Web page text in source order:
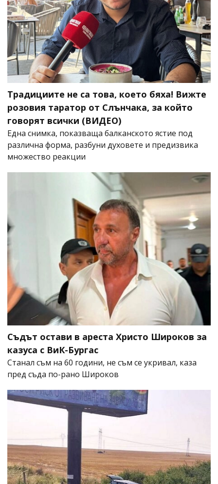
Традициите не са това, което бяха! Вижте
розовия таратор от Слънчака, за който
говорят всички (ВИДЕО)
Една снимка, показваща балканското ястие под
различна форма, разбуни духовете и предизвика
множество реакции
Съдът остави в ареста Христо Широков за
казуса с ВиК-Бургас
Станал съм на 60 години, не съм се укривал, каза
пред съда по-рано Широков